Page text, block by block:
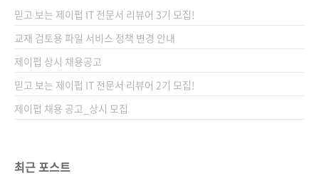
Databases in Seven Weeks: A Guide to
Modern Databases and the NoSQL
Movement》입니다. 번역서 제목은 《세븐 데
이터베이스: 만들면서 파..
믿고 보는 제이펍 IT 전문서 리뷰어 3기 모집!
교재 검토용 파일 서비스 정책 변경 안내
제이펍 상시 채용공고
믿고 보는 제이펍 IT 전문서 리뷰어 2기 모집!
제이펍 채용 공고_상시 모집
최근 포스트